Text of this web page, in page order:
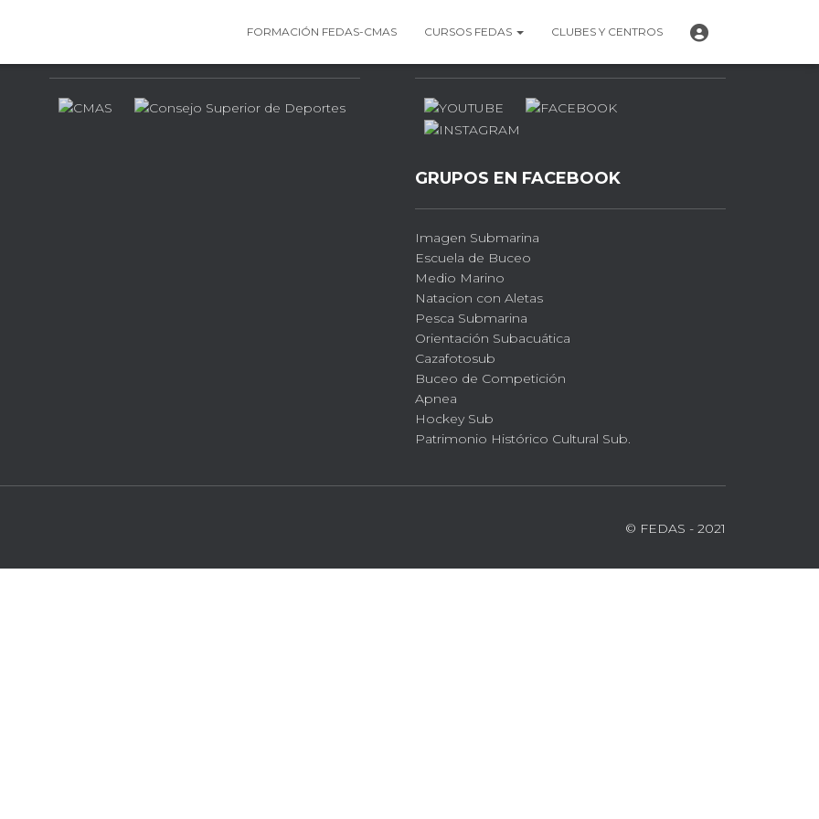
FORMACIÓN FEDAS-CMAS CURSOS FEDAS CLUBES Y CENTROS
R
GRUPOS EN FACEBOOK
Imagen Submarina
Escuela de Buceo
Medio Marino
Natacion con Aletas
Pesca Submarina
Orientación Subacuática
Cazafotosub
Buceo de Competición
Apnea
Hockey Sub
Patrimonio Histórico Cultural Sub.
© FEDAS - 2021